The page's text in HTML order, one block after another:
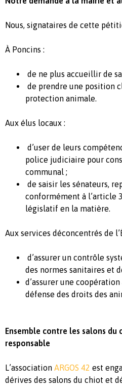
Nous, signataires de cette
À Poncins :
de ne plus accueillir de
de prendre une position
protection animale.
Aux élus locaux :
d’user de leurs
police judiciaire pour
communal ;
de saisir les sénateurs,
conformément à l’article
législatif en la matière.
Aux services déconcentrés de
d’assurer un contrôle
des normes sanitaires et
d’assurer une coopération
défense des droits des
Ensemble contre les salons du
responsable
L’association ARGOS 42 est
dérives des salons du chiot et